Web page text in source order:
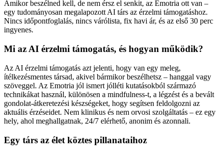
Amikor beszélned kell, de nem érsz el senkit, az Emotria ott van –
egy tudományosan megalapozott AI társ az érzelmi támogatáshoz.
Nincs időpontfoglalás, nincs várólista, fix havi ár, és az első 30 perc
ingyenes.
Mi az AI érzelmi támogatás, és hogyan működik?
Az AI érzelmi támogatás azt jelenti, hogy van egy meleg,
ítélkezésmentes társad, akivel bármikor beszélhetsz – hanggal vagy
szöveggel. Az Emotria jól ismert jólléti kutatásokból származó
technikákat használ, különösen a mindfulness-t, a légzést és a bevált
gondolat-átkeretezési készségeket, hogy segítsen feldolgozni az
aktuális érzéseidet. Nem klinikus és nem orvosi szolgáltatás – ez egy
hely, ahol meghallgatnak, 24/7 elérhető, anonim és azonnali.
Egy társ az élet köztes pillanataihoz